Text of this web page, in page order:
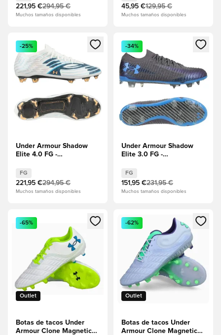
221,95 €294,95 €
Muchos tamaños disponibles
45,95 €129,95 €
Muchos tamaños disponibles
Abre un modal para iniciar sesión o registrarse como
-25%
Under Armour Shadow
Elite 4.0 FG -
FG
221,95 €294,95 €
Muchos tamaños disponibles
Abre un modal para iniciar
-34%
Under Armour Shadow
Elite 3.0 FG -
FG
151,95 €231,95 €
Muchos tamaños disponibles
Abre un modal para iniciar sesión o registrarse como
Outlet
-65%
Botas de tacos Under
Armour Clone Magnetico
Abre un modal para iniciar
Outlet
-62%
Botas de tacos Under
Armour Clone Magnetico